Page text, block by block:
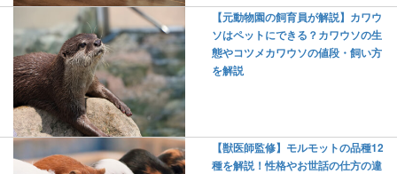
【元動物園の飼育員が解説】カワウ
ソはペットにできる？カワウソの生
態やコツメカワウソの値段・飼い方
を解説
【獣医師監修】モルモットの品種12
種を解説！性格やお世話の仕方の違